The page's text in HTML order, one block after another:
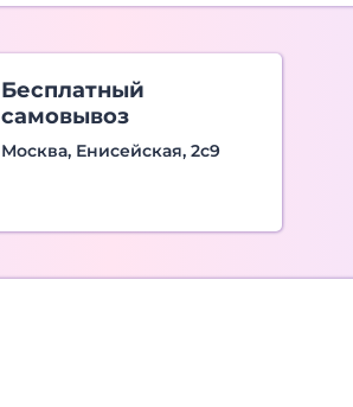
Бесплатный
самовывоз
Москва, Енисейская, 2с9